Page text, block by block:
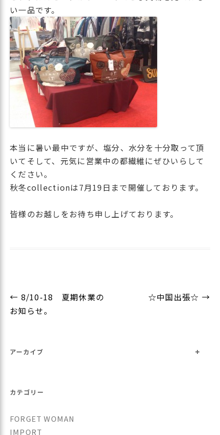
い一品です。
本当に暑い最中ですが、塩分、水分を十分取って頂
いてそして、元気に営業中の都繊維にぜひいらして
ください。
秋冬collectionは7月19日まで開催しております。
皆様のお越しをお待ち申し上げております。
投
稿
ゲ
ョ
← 8/10-18 夏期休業の
お知らせ。
☆中国出張☆ →
アーカイブ +
カテゴリー
FORGET WOMAN
IMPORT